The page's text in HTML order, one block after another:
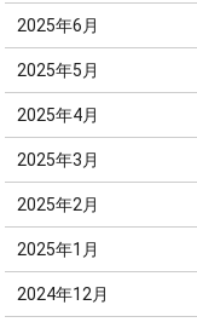
2025年6月
2025年5月
2025年4月
2025年3月
2025年2月
2025年1月
2024年12月